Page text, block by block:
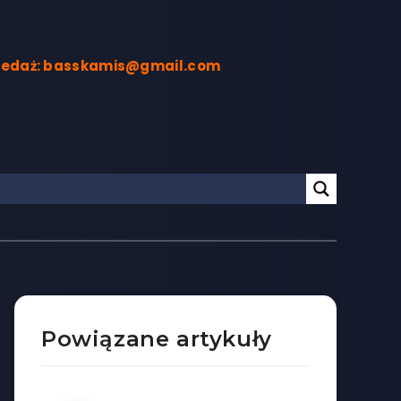
basskamis@gmail.com
Powiązane artykuły